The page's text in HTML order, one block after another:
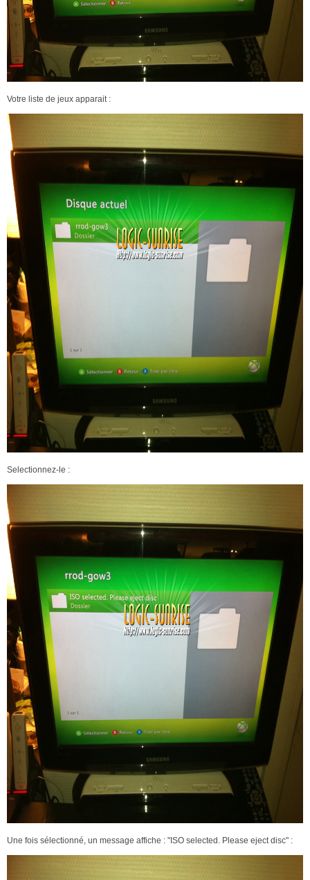
Votre liste de jeux apparait :
Selectionnez-le :
Une fois sélectionné, un message affiche : "ISO selected. Please eject disc" :